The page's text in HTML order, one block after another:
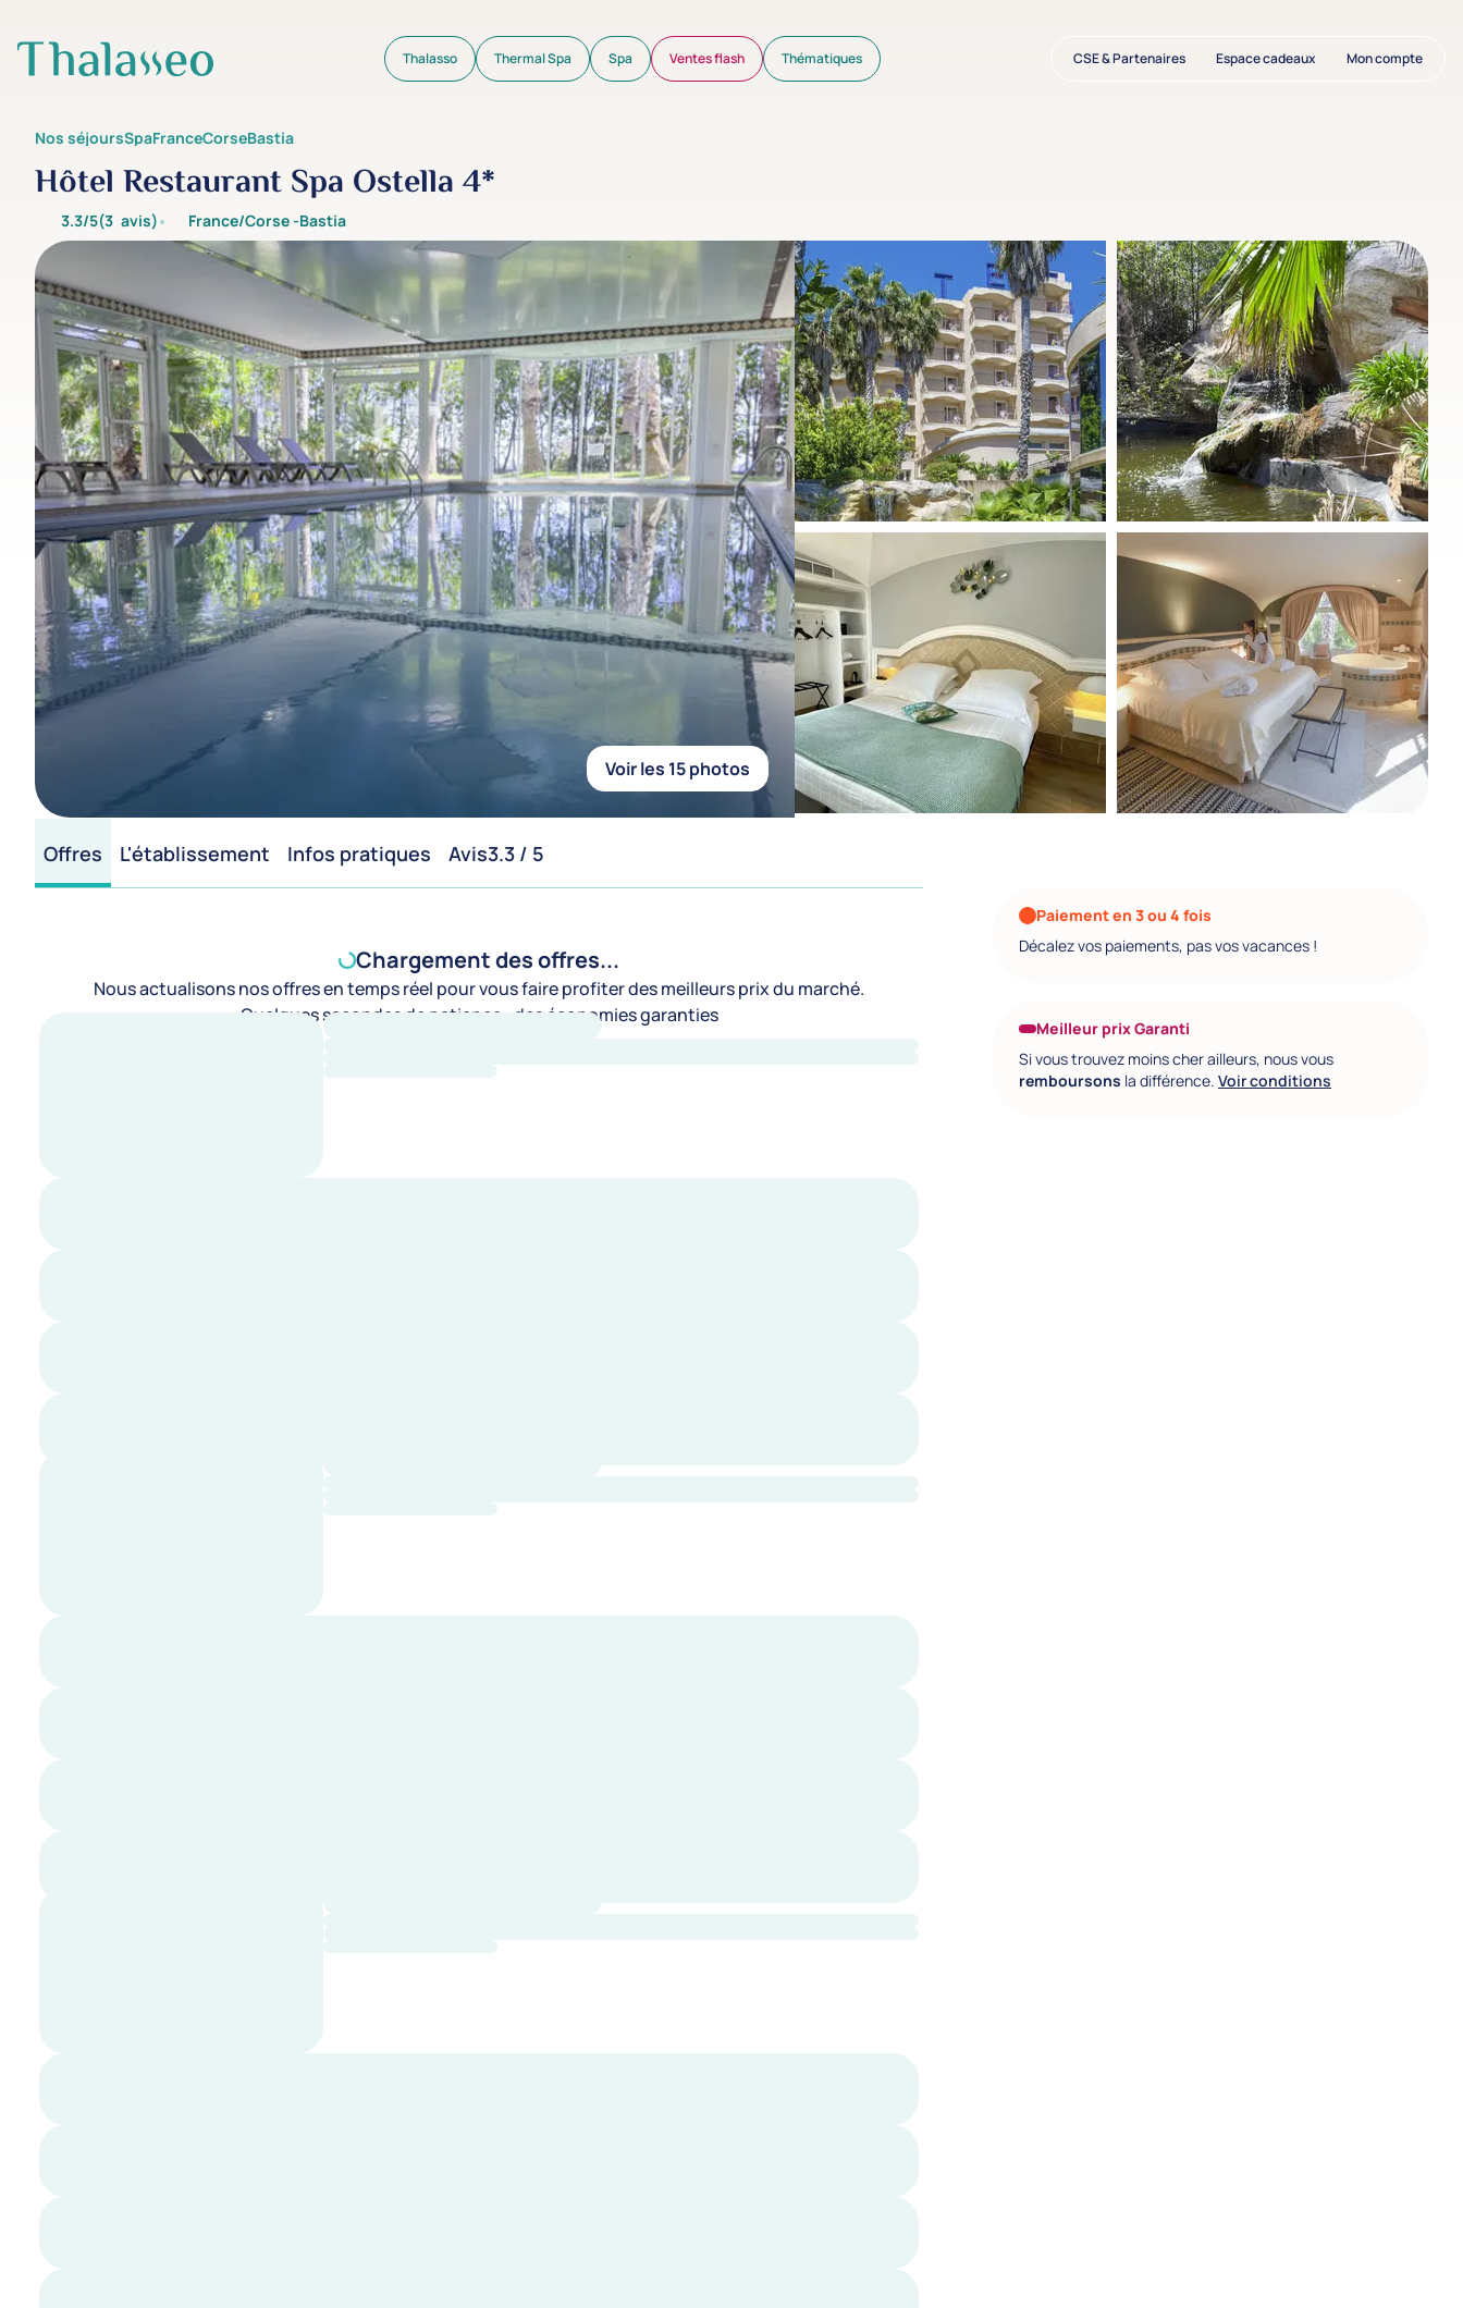
Aller au contenu principal Thalasso Thermal Spa Spa Ventes flash Thématiques CSE & Partenaires Espace cadeaux Mon compte
Nos séjours Spa France Corse Bastia
Hôtel Restaurant Spa Ostella 4*
3.3/5(3 avis) France/Corse -Bastia
Voir les 15 photos
Offres L'établissement Infos pratiques Avis3.3 / 5
Chargement des offres...
Nous actualisons nos offres en temps réel pour vous faire profiter des meilleurs prix du marché.
Quelques secondes de patience : des économies garanties
Paiement en 3 ou 4 fois
Décalez vos paiements, pas vos vacances !
Meilleur prix Garanti
Si vous trouvez moins cher ailleurs, nous vous
remboursons la différence. Voir conditions